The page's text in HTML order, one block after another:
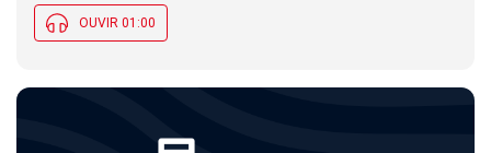
OUVIR 01:00